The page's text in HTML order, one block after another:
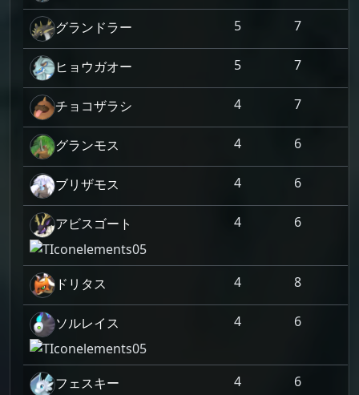
グランドラー 5 7
ヒョウガオー 5 7
チョコザラシ 4 7
グランモス 4 6
ブリザモス 4 6
アビスゴート 4 6
ドリタス 4 8
ソルレイス 4 6
フェスキー 4 6